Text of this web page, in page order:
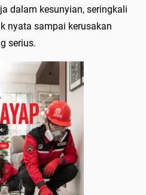
dalam kesunyian, seringkali
nyata sampai kerusakan
serius.